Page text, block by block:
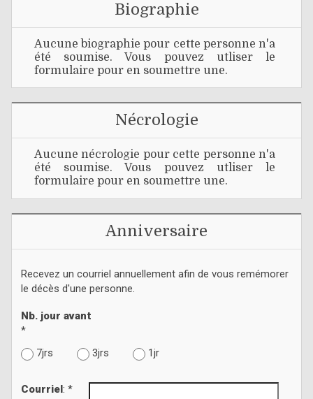
Biographie
Aucune biographie pour cette personne n'a
été soumise. Vous pouvez utliser le
formulaire pour en soumettre une.
Nécrologie
Aucune nécrologie pour cette personne n'a
été soumise. Vous pouvez utliser le
formulaire pour en soumettre une.
Anniversaire
Recevez un courriel annuellement afin de vous remémorer
le décès d'une personne.
Nb. jour avant
*
7jrs
3jrs 1jr
Courriel : *